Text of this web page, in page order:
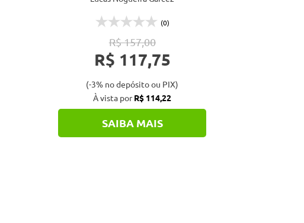
(0)
R$ 157,00
R$ 117,75
(-3% no depósito ou PIX)
À vista porR$ 114,22
SAIBA MAIS